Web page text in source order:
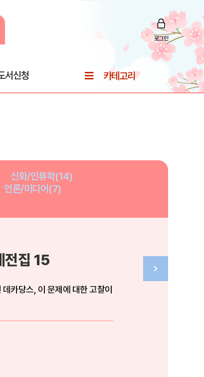
로그인
서신청 카테고리
신화/인류학(14)
언론/미디어(7)
전집 15
카당스, 이 문제에 대한 고찰이